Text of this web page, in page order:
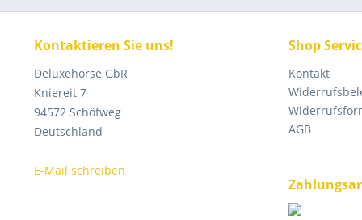
Kontaktieren Sie uns!
Deluxehorse GbR
Kniereit 7
94572 Schöfweg
Deutschland
E-Mail schreiben
Shop
Kontakt
AGB